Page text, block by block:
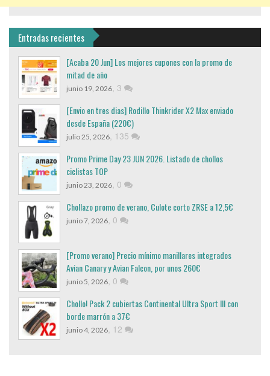
Entradas recientes
[Acaba 20 Jun] Los mejores cupones con la promo de
mitad de año
junio 19, 2026, 3
[Envio en tres dias] Rodillo Thinkrider X2 Max enviado
desde España (220€)
julio 25, 2026, 135
Promo Prime Day 23 JUN 2026. Listado de chollos
ciclistas TOP
junio 23, 2026, 0
Chollazo promo de verano, Culote corto ZRSE a 12,5€
junio 7, 2026, 0
[Promo verano] Precio mínimo manillares integrados
Avian Canary y Avian Falcon, por unos 260€
junio 5, 2026, 0
Chollo! Pack 2 cubiertas Continental Ultra Sport III con
borde marrón a 37€
junio 4, 2026, 12